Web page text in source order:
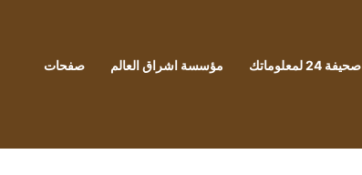
صحيفة 24 لمعلوماتك مؤسسة اشراق العالم صفحات